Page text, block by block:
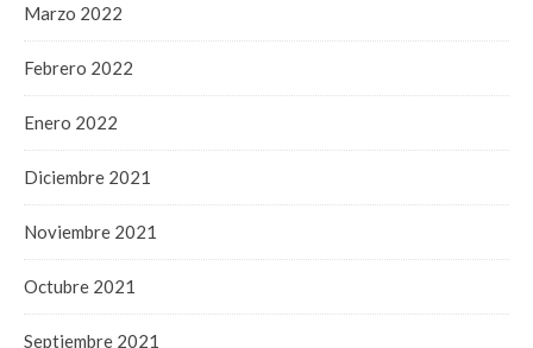
Marzo 2022
Febrero 2022
Enero 2022
Diciembre 2021
Noviembre 2021
Octubre 2021
Septiembre 2021